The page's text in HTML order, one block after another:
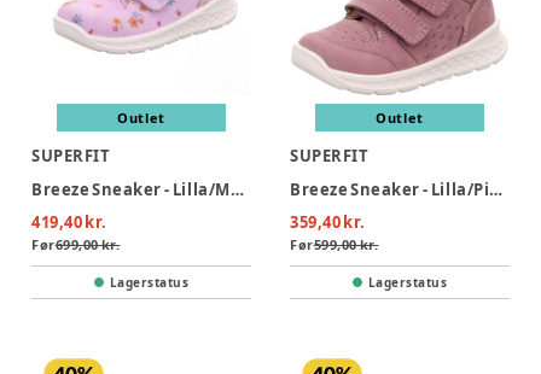
Outlet
SUPERFIT
Breeze Sneaker - Lilla/Mønster
419,40 kr.
Før699,00 kr.
Lagerstatus
Outlet
SUPERFIT
Breeze Sneaker - Lilla/Pink
359,40 kr.
Før599,00 kr.
Lagerstatus